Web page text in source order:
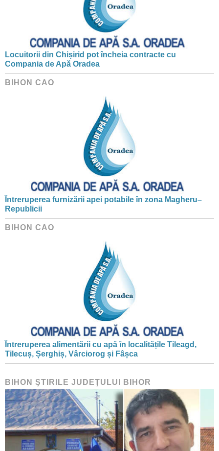
Locuitorii din Chișirid pot încheia contracte cu
Compania de Apă Oradea
BIHON CAO
Întreruperea furnizării apei potabile în zona Magheru–
Republicii
BIHON CAO
Întreruperea alimentării cu apă în localitățile Tileagd,
Tilecuș, Șerghiș, Vârciorog și Fâșca
BIHON ŞTIRILE JUDEŢULUI BIHOR